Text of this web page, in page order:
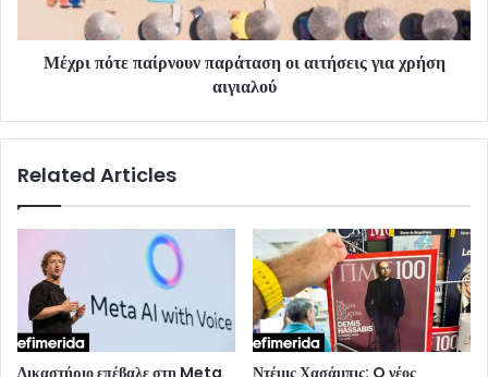
Μέχρι πότε παίρνουν παράταση οι αιτήσεις για χρήση
αιγιαλού
Related Articles
Δικαστήριο επέβαλε στη Meta
Ντέμις Χασάμπις: O νέος